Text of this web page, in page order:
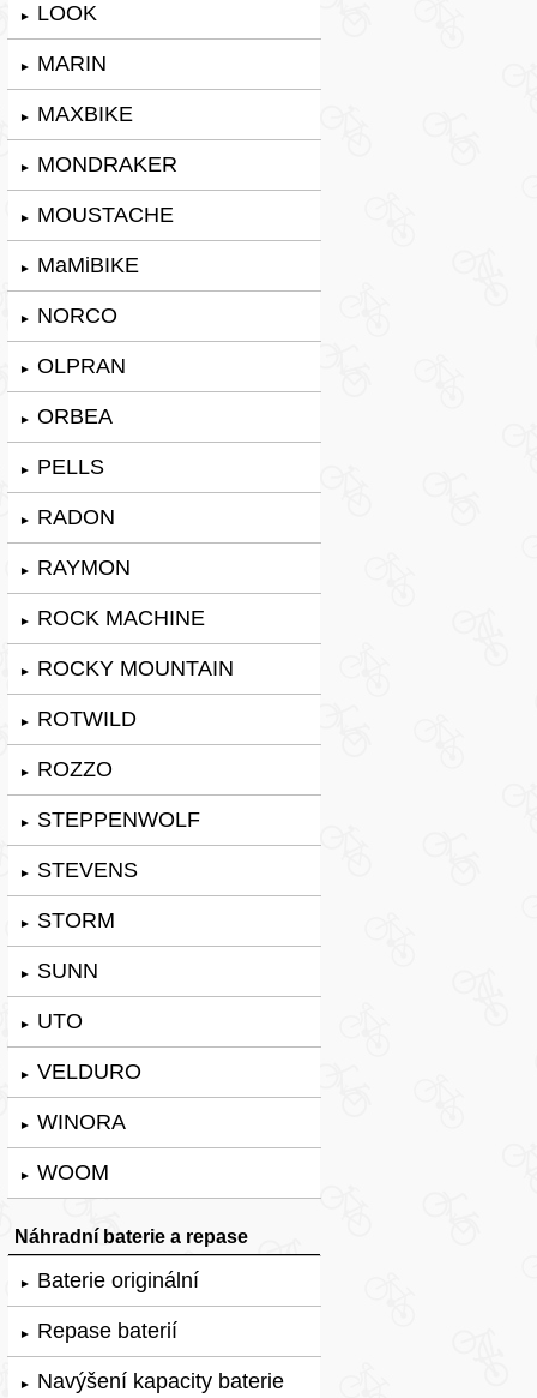
► LOOK
► MARIN
► MAXBIKE
► MONDRAKER
► MOUSTACHE
► MaMiBIKE
► NORCO
► OLPRAN
► ORBEA
► PELLS
► RADON
► RAYMON
► ROCK MACHINE
► ROCKY MOUNTAIN
► ROTWILD
► ROZZO
► STEPPENWOLF
► STEVENS
► STORM
► SUNN
► UTO
► VELDURO
► WINORA
► WOOM
Náhradní baterie a repase
► Baterie originální
► Repase baterií
► Navýšení kapacity baterie